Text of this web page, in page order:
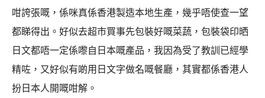
咁誇張嘅，係咪真係香港製造本地生產，幾乎唔使查一望
都睇得出。好似去超市買事先包裝好嘅菜蔬，包裝袋印晒
日文都唔一定係嚟自日本嘅產品，我因為受了教訓已經學
精咗，又好似有啲用日文字做名嘅餐廳，其實都係香港人
扮日本人開嘅咁解。